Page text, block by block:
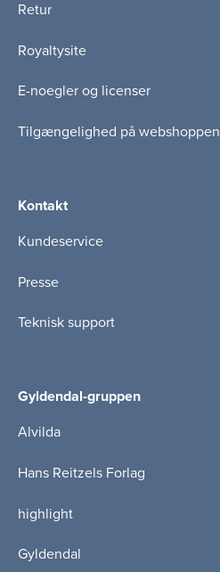
Retur
Royaltysite
E-noegler og licenser
Tilgængelighed på webshoppen
Kontakt
Kundeservice
Presse
Teknisk support
Gyldendal-gruppen
Alvilda
Hans Reitzels Forlag
highlight
Gyldendal